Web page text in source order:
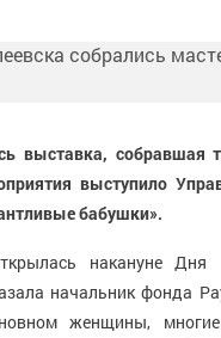
выставка, собравшая
выступило
бабушки».
накануне Дня
начальник фонда
женщины,